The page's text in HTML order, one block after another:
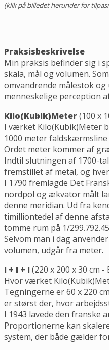
(klik på billedet herunder for
Praksisbeskrivelse
Min praksis befinder sig i
skala, mål og volumen.
omvandrende målestok
menneskelige perception
Kilo(Kubik)Meter(100 x
I værket Kilo(Kubik)Meter
1000 meter
Ordet meter kommer af
Indtil slutningen af 1700-
fremstillet af metal, og
I 1790 fremlagde Det
nordpol og ækvator målt
denne meridian. Ud fra
timilliontedel af denne
tomme rum på 1/
Selvom man i dag
volumen, udgår fra meter.
I + I + I (220 x 200 x 30 cm
Hvor værket
Tegningerne er 60 x 220
er størst der, hvor
I 1943 lavede den franske
Proportionerne kan
system, der både gælder